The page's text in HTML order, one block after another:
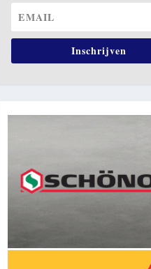
Inschrijven